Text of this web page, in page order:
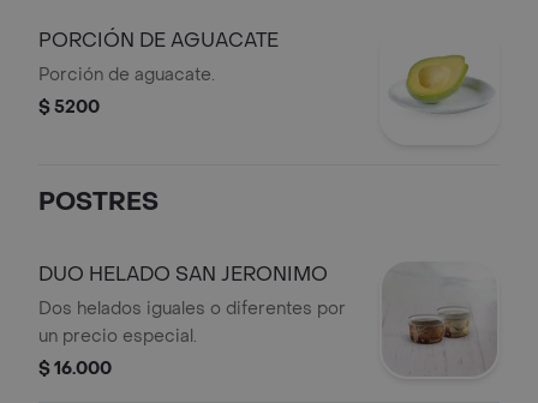
PORCIÓN DE AGUACATE
Porción de aguacate.
$ 5200
POSTRES
DUO HELADO SAN JERONIMO
Dos helados iguales o diferentes por
un precio especial.
$ 16.000